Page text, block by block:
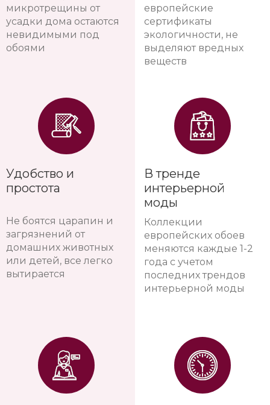
микротрещины от
усадки дома остаются
невидимыми под
обоями
Удобство и
простота
Не боятся царапин и
загрязнений от
домашних животных
или детей, все легко
вытирается
европейские
сертификаты
экологичности, не
выделяют вредных
веществ
В тренде
интерьерной
моды
Коллекции
европейских обоев
меняются каждые 1-2
года с учетом
последних трендов
интерьерной моды